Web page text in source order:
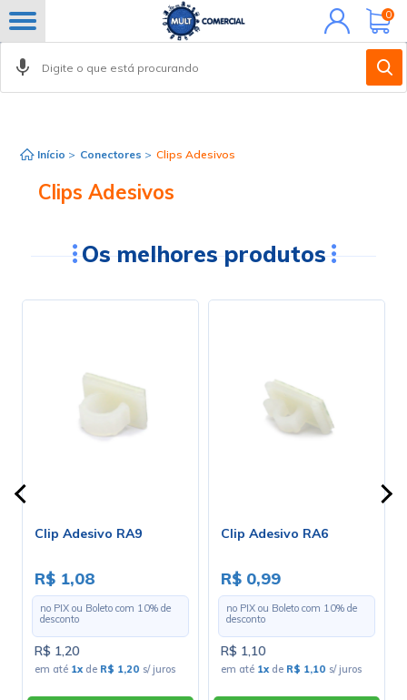
Minha
conta
0
Início > Conectores > Clips Adesivos
FILTROS
Clips Adesivos
Os melhores produtos
Clip Adesivo RA9
R$ 1,08
no PIX ou Boleto com 10% de
desconto
R$ 1,20
em até 1xde R$ 1,20 s/ juros
Clip Adesivo RA6
R$ 0,99
no PIX ou Boleto com 10% de
desconto
R$ 1,10
em até 1xde R$ 1,10 s/ juros